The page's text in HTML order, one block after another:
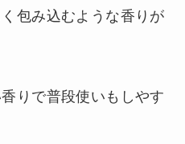
包み込むような香りが
りで普段使いもしやす